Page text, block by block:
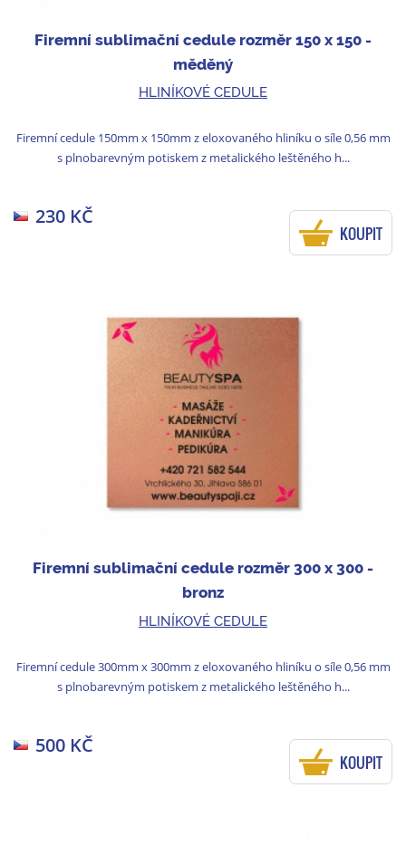
Firemní sublimační cedule rozměr 150 x 150 -
měděný
HLINÍKOVÉ CEDULE
Firemní cedule 150mm x 150mm z eloxovaného hliníku o síle 0,56 mm
s plnobarevným potiskem z metalického leštěného h...
230 KČ
KOUPIT
Firemní sublimační cedule rozměr 300 x 300 -
bronz
HLINÍKOVÉ CEDULE
Firemní cedule 300mm x 300mm z eloxovaného hliníku o síle 0,56 mm
s plnobarevným potiskem z metalického leštěného h...
500 KČ
KOUPIT